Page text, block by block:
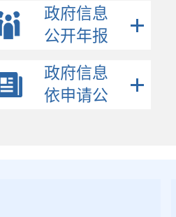
事业单位招考
公示公告
政策解读
政府信息
公开年报
政府信息
依申请公